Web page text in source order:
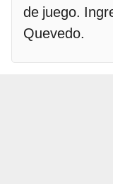
de juego.
Quevedo.